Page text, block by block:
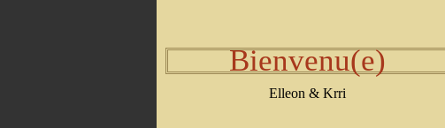
Bienvenu(e)
Elleon & Krri